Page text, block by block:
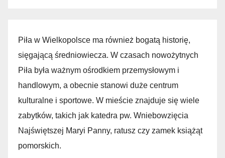
Piła w Wielkopolsce ma również bogatą historię,
sięgającą średniowiecza. W czasach nowożytnych
Piła była ważnym ośrodkiem przemysłowym i
handlowym, a obecnie stanowi duże centrum
kulturalne i sportowe. W mieście znajduje się wiele
zabytków, takich jak katedra pw. Wniebowzięcia
Najświętszej Maryi Panny, ratusz czy zamek książąt
pomorskich.